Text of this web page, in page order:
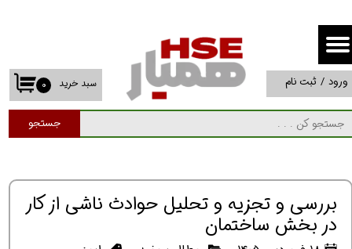
جستجو
۰ سبد خرید ورود / ثبت نام
حساب کاربری من
تغییر گذر واژه
سفارشات
بررسی و تجزیه و تحلیل حوادث ناشی از کار
در بخش ساختمان